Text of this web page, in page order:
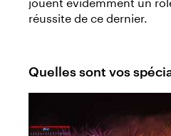
réussite de ce dernier.
Quelles sont vos